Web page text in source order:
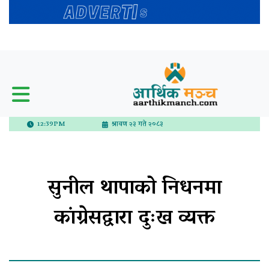
12:39PM श्रावण २३ गते २०८३
सुनील थापाको निधनमा
कांग्रेसद्वारा दुःख व्यक्त